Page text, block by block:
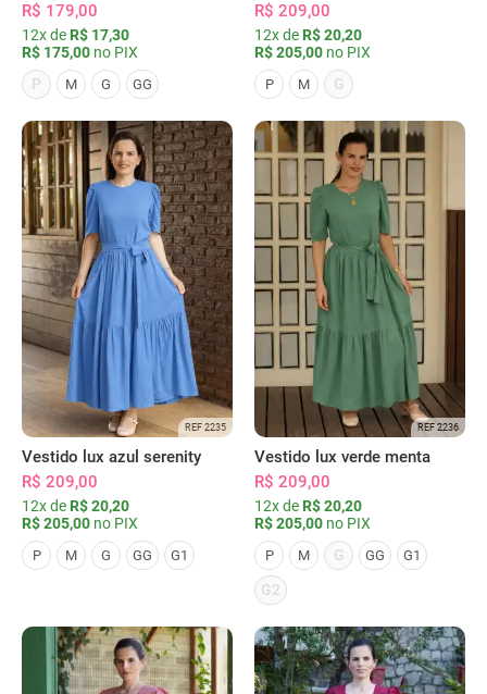
R$ 179,00
12x de R$ 17,30
R$ 175,00 no PIX
P
M G GG
R$ 209,00
12x de R$ 20,20
R$ 205,00 no PIX
P M G
REF 2235
Vestido lux azul serenity
R$ 209,00
12x de R$ 20,20
R$ 205,00 no PIX
P M G GG G1
REF 2236
Vestido lux verde menta
R$ 209,00
12x de R$ 20,20
R$ 205,00 no PIX
P M G GG G1
G2